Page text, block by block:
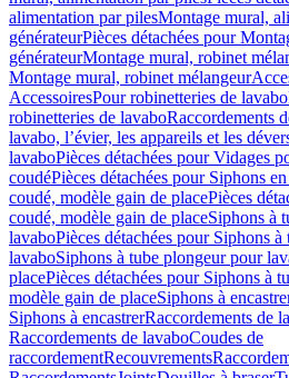
alimentation par pilesMontage mural,
générateurPièces détachées pour
générateurMontage mural, robinet
Montage mural, robinet mélangeur
AccessoiresPour robinetteries de lavabo
robinetteries de lavaboRaccordements
lavabo, l’évier, les appareils et les
lavaboPièces détachées pour Vidages
coudéPièces détachées pour Siphons
coudé, modèle gain de placePièces
coudé, modèle gain de placeSiphons à
lavaboPièces détachées pour Siphons
lavaboSiphons à tube plongeur pour
placePièces détachées pour Siphons à
modèle gain de placeSiphons à
Siphons à encastrerRaccordements de
Raccordements de lavaboCoudes de
raccordementRecouvrements